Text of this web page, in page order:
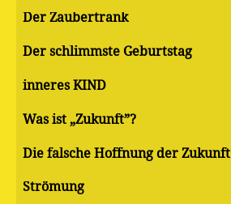
Der Zaubertrank
Der schlimmste Geburtstag
inneres KIND
Was ist „Zukunft”?
Die falsche Hoffnung der Zukunft
Strömung